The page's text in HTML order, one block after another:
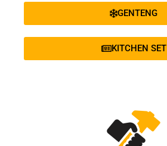
GENTENG
KITCHEN SET